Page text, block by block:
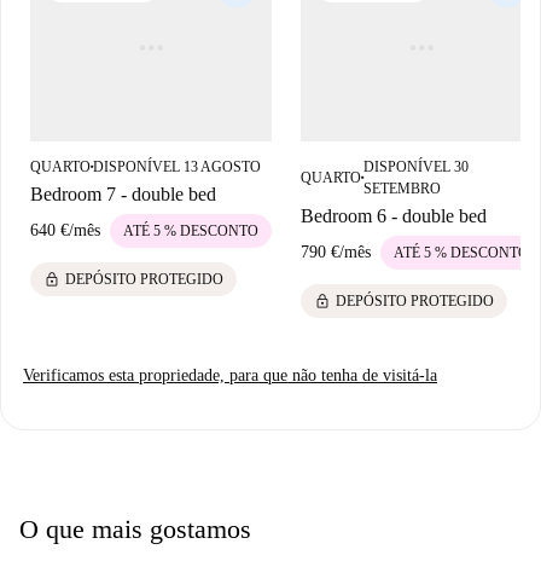
QUARTO■DISPONÍVEL 13 AGOSTO
Bedroom 7 - double bed
640 €/mês ATÉ 5 % DESCONTO
lock DEPÓSITO PROTEGIDO
QUARTO■
DISPONÍVEL 30
SETEMBRO
Bedroom 6 - double bed
790 €/mês ATÉ 5 % DESCONTO
lock DEPÓSITO PROTEGIDO
Verificamos esta propriedade, para que não tenha de visitá-la
O que mais gostamos